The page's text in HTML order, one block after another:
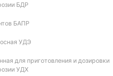
БДР
БАПР
УДЭ
для приготовления и дозировки
УДХ